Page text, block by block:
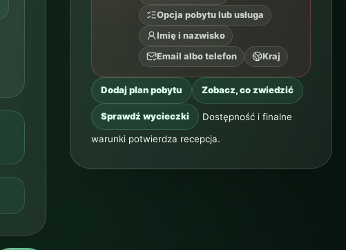
Opcja pobytu lub usługa
Imię i nazwisko
Email albo telefon
Kraj
Dodaj plan pobytu Zobacz, co zwiedzić
Sprawdź wycieczki Dostępność i finalne
warunki potwierdza recepcja.